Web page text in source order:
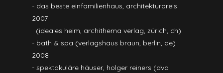
- das beste einfamilienhaus, architekturpreis
2007
(ideales heim, archithema verlag, zürich, ch)
- bath & spa (verlagshaus braun, berlin, de)
2008
- spektakuläre häuser, holger reiners (dva